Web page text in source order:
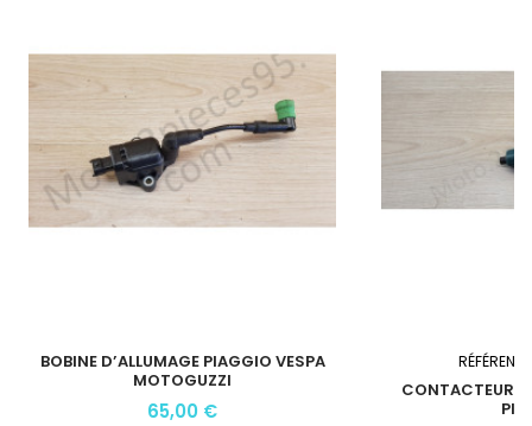
BOBINE D’ALLUMAGE PIAGGIO VESPA
MOTOGUZZI
65,00 €
CONTACTEUR